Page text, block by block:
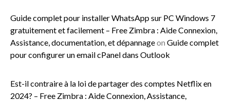
Guide complet pour installer WhatsApp sur PC Windows 7
gratuitement et facilement – Free Zimbra : Aide Connexion,
Assistance, documentation, et dépannageon Guide complet
pour configurer un email cPanel dans Outlook
Est-il contraire à la loi de partager des comptes Netflix en
2024? – Free Zimbra : Aide Connexion, Assistance,